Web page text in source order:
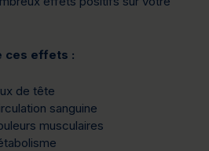
ces effets :
de tête
sanguine
musculaires